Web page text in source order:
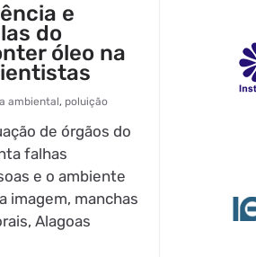
e
do
óleo na
ambiental, poluição
de órgãos do
falhas
e o ambiente
imagem, manchas
Alagoas